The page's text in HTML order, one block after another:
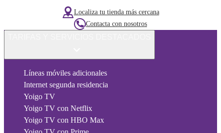
Localiza tu tienda más cercana
Contacta con nosotros
Líneas móviles adicionales
Internet segunda residencia
Yoigo TV
Yoigo TV con Netflix
Yoigo TV con HBO Max